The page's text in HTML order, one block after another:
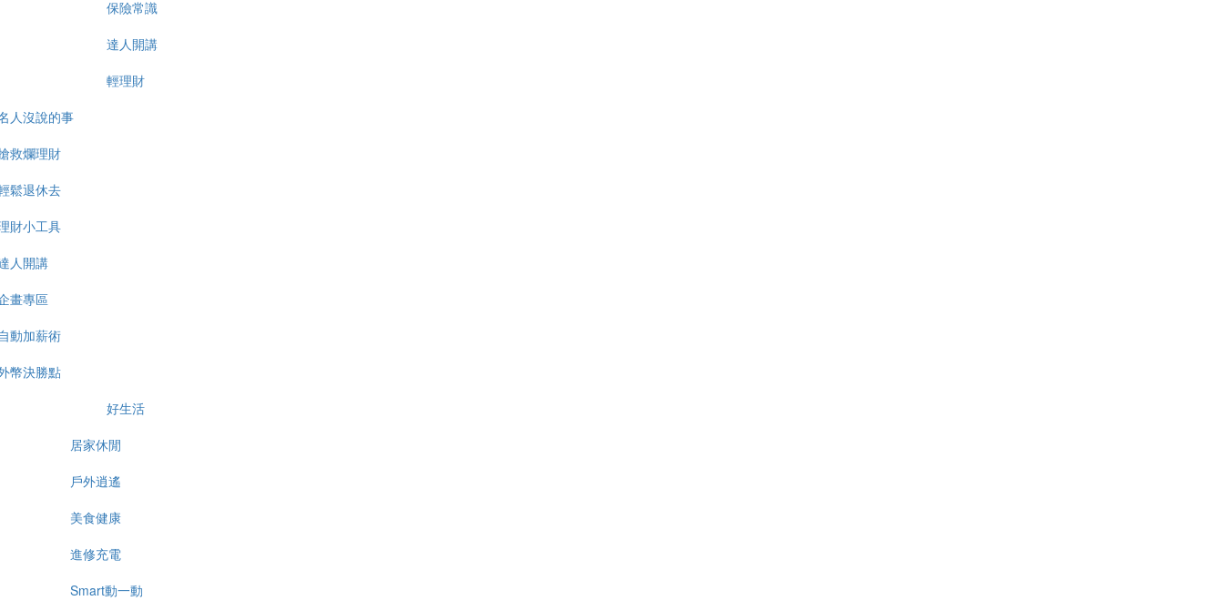
保險常識
達人開講
輕理財
人沒說的事
救爛理財
鬆退休去
財小工具
人開講
畫專區
動加薪術
幣決勝點
好生活
居家休閒
戶外逍遙
美食健康
進修充電
Smart動一動